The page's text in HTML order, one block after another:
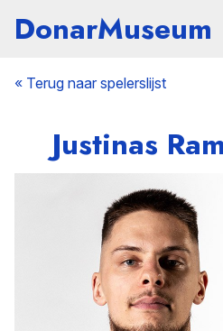
DonarMuseum
« Terug naar spelerslijst
Justinas